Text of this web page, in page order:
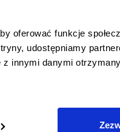
oferować funkcje
udostępniamy
innymi danymi